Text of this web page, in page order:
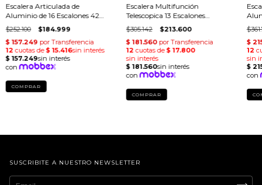
Escalera Articulada de
Aluminio de 16 Escalones 424
Mts
$252.100 $184.999
Escalera Multifunción
Telescopica 13 Escalones
Extensible 38 Mts
$305.142 $213.600
SUSCRIBITE A NUESTRO NEWSLETTER